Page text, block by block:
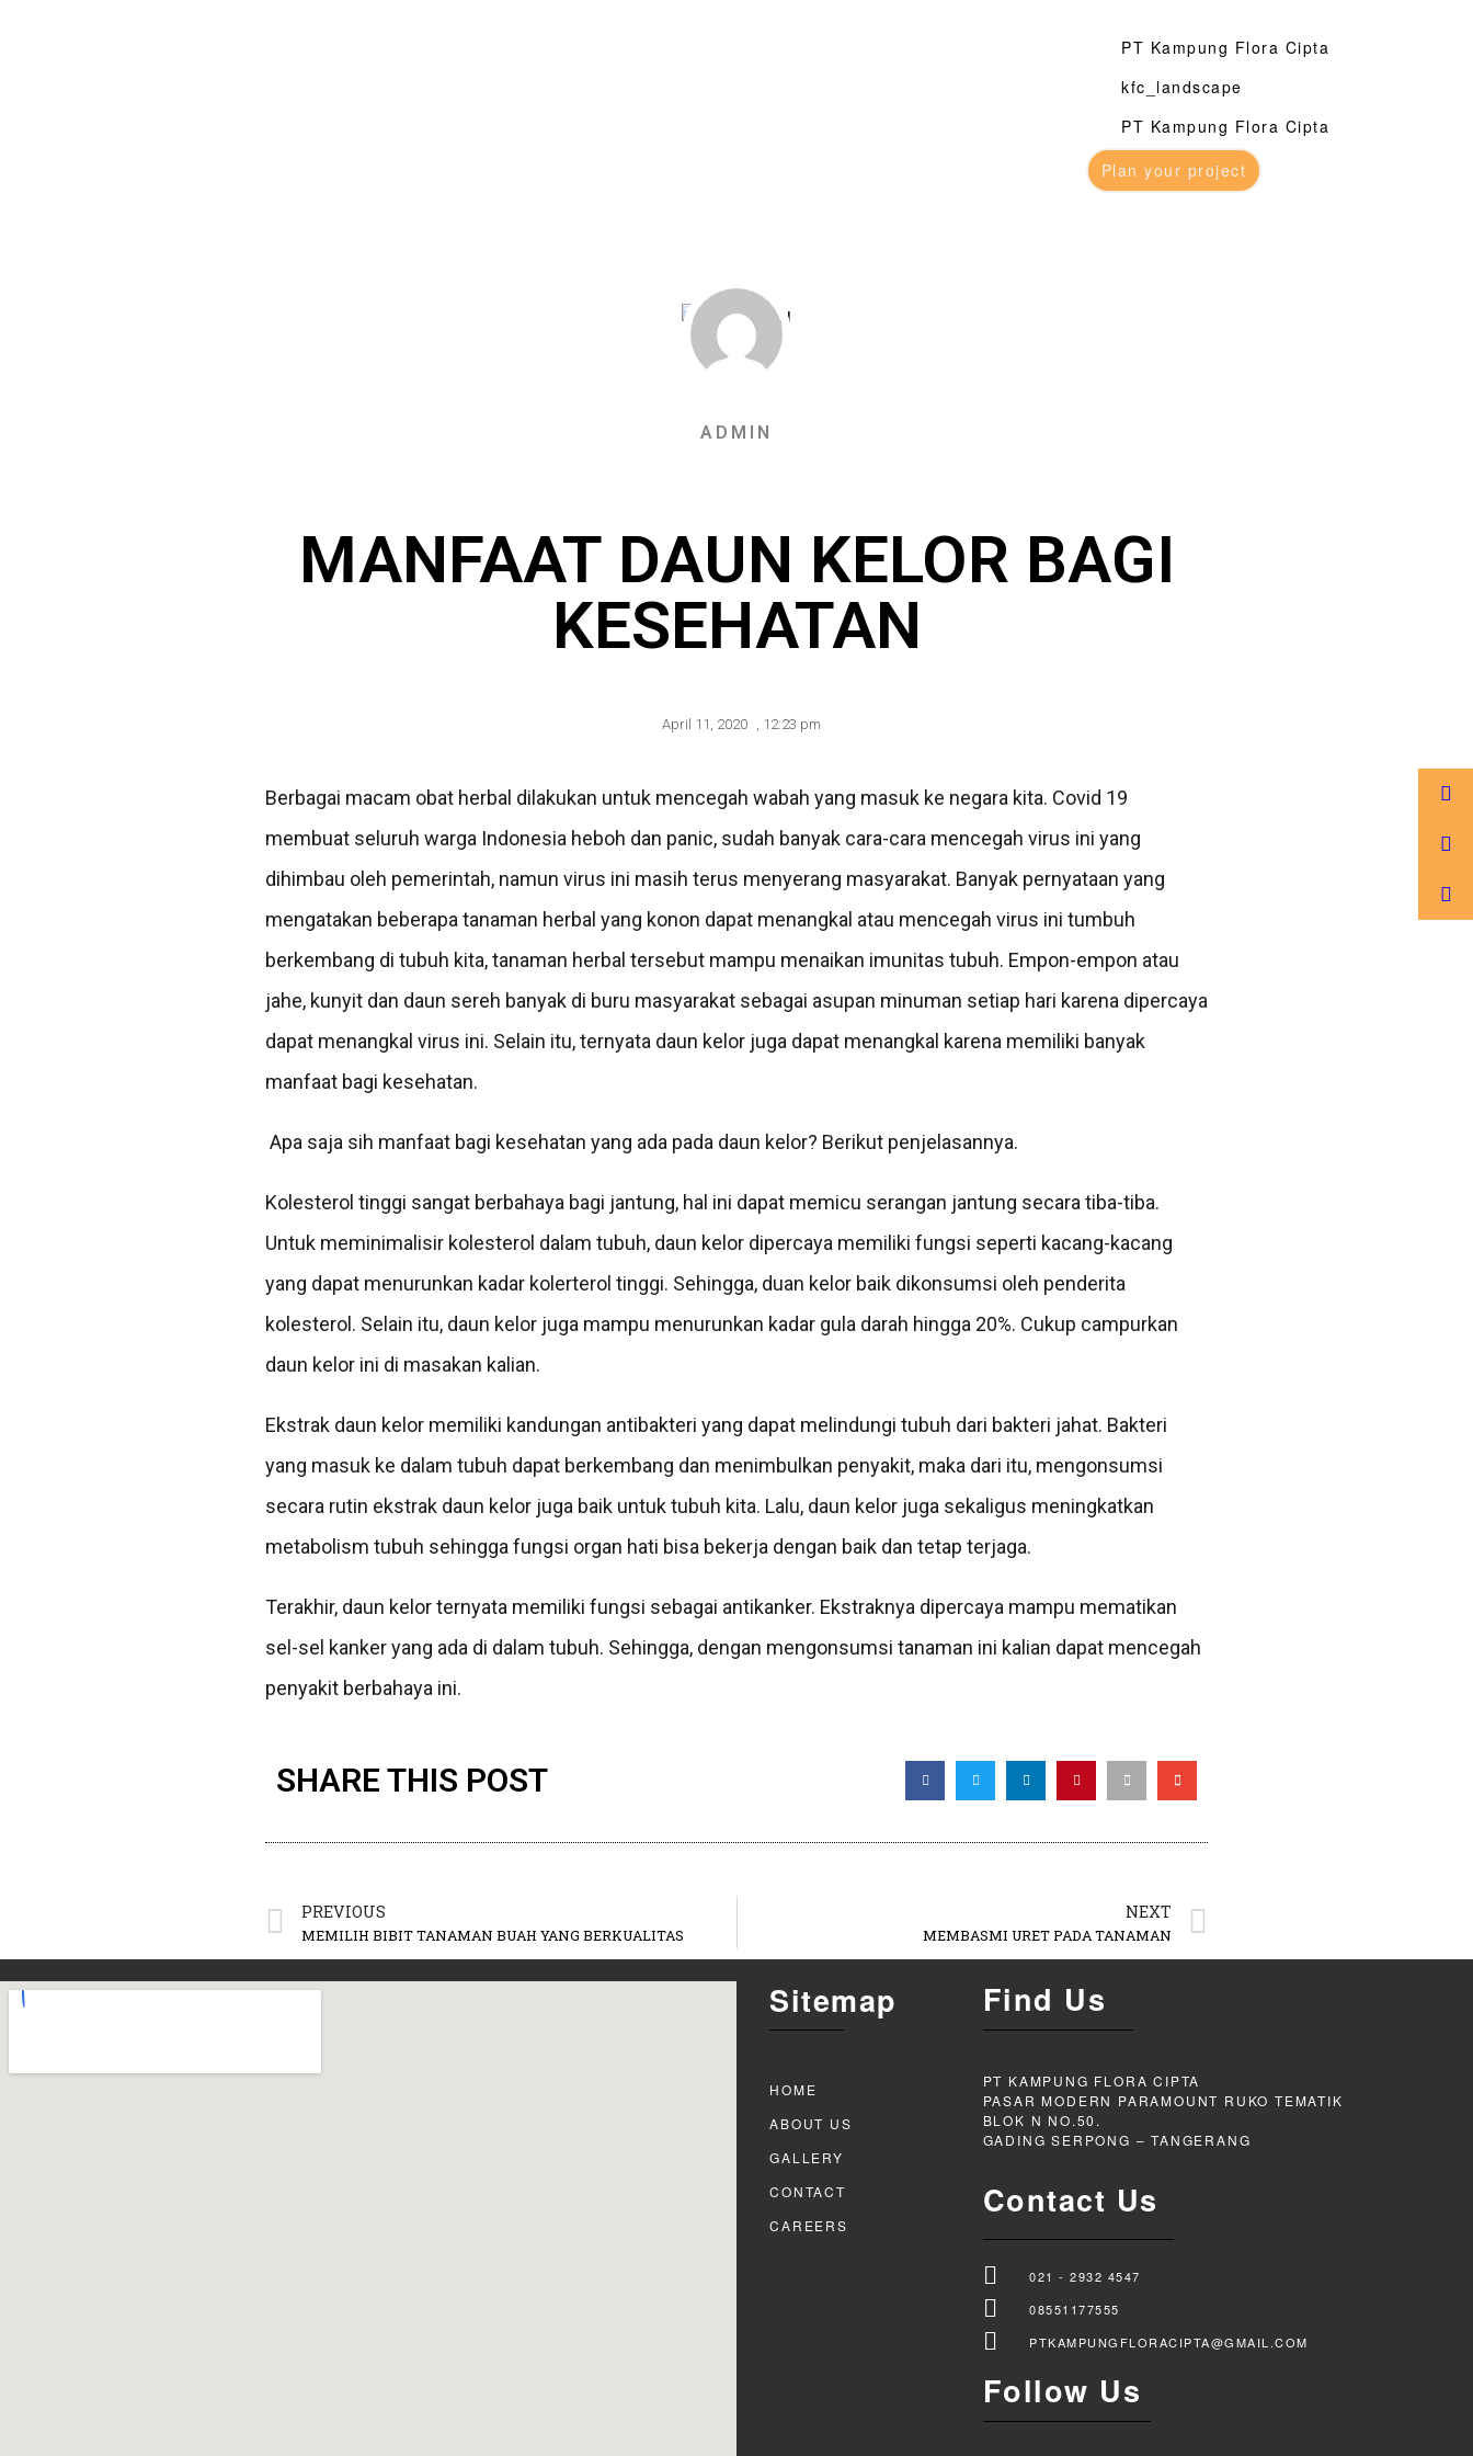
PT Kampung Flora Cipta
kfc_landscape
PT Kampung Flora Cipta
Plan your project
ADMIN
MANFAAT DAUN KELOR BAGI
KESEHATAN
April 11, 2020 , 12:23 pm
Berbagai macam obat herbal dilakukan untuk mencegah wabah yang masuk ke negara kita. Covid 19
membuat seluruh warga Indonesia heboh dan panic, sudah banyak cara-cara mencegah virus ini yang
dihimbau oleh pemerintah, namun virus ini masih terus menyerang masyarakat. Banyak pernyataan yang
mengatakan beberapa tanaman herbal yang konon dapat menangkal atau mencegah virus ini tumbuh
berkembang di tubuh kita, tanaman herbal tersebut mampu menaikan imunitas tubuh. Empon-empon atau
jahe, kunyit dan daun sereh banyak di buru masyarakat sebagai asupan minuman setiap hari karena dipercaya
dapat menangkal virus ini. Selain itu, ternyata daun kelor juga dapat menangkal karena memiliki banyak
manfaat bagi kesehatan.
Apa saja sih manfaat bagi kesehatan yang ada pada daun kelor? Berikut penjelasannya.
Kolesterol tinggi sangat berbahaya bagi jantung, hal ini dapat memicu serangan jantung secara tiba-tiba.
Untuk meminimalisir kolesterol dalam tubuh, daun kelor dipercaya memiliki fungsi seperti kacang-kacang
yang dapat menurunkan kadar kolerterol tinggi. Sehingga, duan kelor baik dikonsumsi oleh penderita
kolesterol. Selain itu, daun kelor juga mampu menurunkan kadar gula darah hingga 20%. Cukup campurkan
daun kelor ini di masakan kalian.
Ekstrak daun kelor memiliki kandungan antibakteri yang dapat melindungi tubuh dari bakteri jahat. Bakteri
yang masuk ke dalam tubuh dapat berkembang dan menimbulkan penyakit, maka dari itu, mengonsumsi
secara rutin ekstrak daun kelor juga baik untuk tubuh kita. Lalu, daun kelor juga sekaligus meningkatkan
metabolism tubuh sehingga fungsi organ hati bisa bekerja dengan baik dan tetap terjaga.
Terakhir, daun kelor ternyata memiliki fungsi sebagai antikanker. Ekstraknya dipercaya mampu mematikan
sel-sel kanker yang ada di dalam tubuh. Sehingga, dengan mengonsumsi tanaman ini kalian dapat mencegah
penyakit berbahaya ini.
SHARE THIS POST
PREVIOUS
MEMILIH BIBIT TANAMAN BUAH YANG BERKUALITAS
NEXT
MEMBASMI URET PADA TANAMAN
Sitemap
HOME
ABOUT US
GALLERY
CONTACT
CAREERS
Find Us
PT KAMPUNG FLORA CIPTA
PASAR MODERN PARAMOUNT RUKO TEMATIK
BLOK N NO.50.
GADING SERPONG – TANGERANG
Contact Us
021 - 2932 4547
08551177555
PTKAMPUNGFLORACIPTA@GMAIL.COM
Follow Us